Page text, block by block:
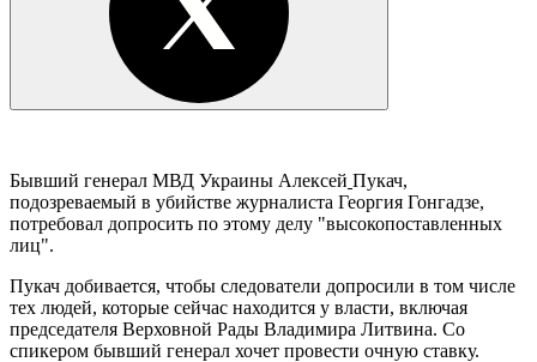
Бывший генерал МВД Украины Алексей Пукач,
подозреваемый в убийстве журналиста Георгия Гонгадзе,
потребовал допросить по этому делу "высокопоставленных
лиц".
Пукач добивается, чтобы следователи допросили в том числе
тех людей, которые сейчас находится у власти, включая
председателя Верховной Рады Владимира Литвина. Со
спикером бывший генерал хочет провести очную ставку.